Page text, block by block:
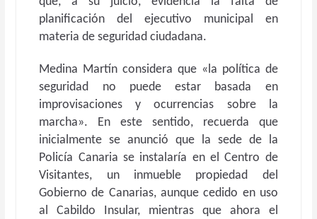
planificación del ejecutivo municipal en
materia de seguridad ciudadana.
Medina Martín considera que «la política de
seguridad no puede estar basada en
improvisaciones y ocurrencias sobre la
marcha». En este sentido, recuerda que
inicialmente se anunció que la sede de la
Policía Canaria se instalaría en el Centro de
Visitantes, un inmueble propiedad del
Gobierno de Canarias, aunque cedido en uso
al Cabildo Insular, mientras que ahora el